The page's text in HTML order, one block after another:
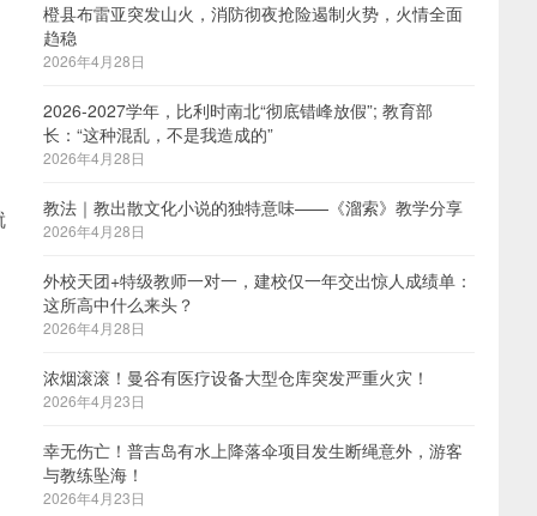
橙县布雷亚突发山火，消防彻夜抢险遏制火势，火情全面
趋稳
2026年4月28日
2026-2027学年，比利时南北“彻底错峰放假”; 教育部
长：“这种混乱，不是我造成的”
2026年4月28日
教法｜教出散文化小说的独特意味——《溜索》教学分享
2026年4月28日
外校天团+特级教师一对一，建校仅一年交出惊人成绩单：
这所高中什么来头？
2026年4月28日
浓烟滚滚！曼谷有医疗设备大型仓库突发严重火灾！
2026年4月23日
幸无伤亡！普吉岛有水上降落伞项目发生断绳意外，游客
与教练坠海！
2026年4月23日